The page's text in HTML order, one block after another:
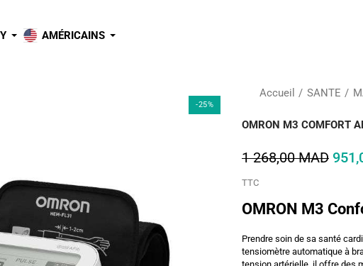
AMÉRICAINS
-25%
Accueil SANTE
OMRON M3 COMFORT
1 268,00 MAD
TTC
OMRON M3
Prendre soin de sa santé
tensiomètre automatique à